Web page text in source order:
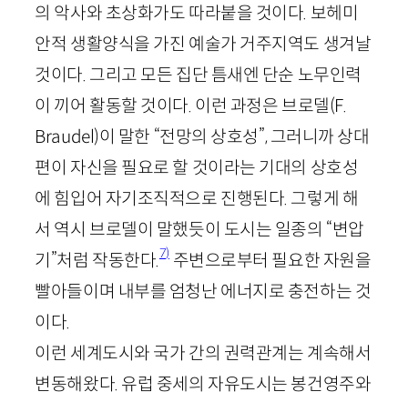
의 악사와 초상화가도 따라붙을 것이다. 보헤미
안적 생활양식을 가진 예술가 거주지역도 생겨날
것이다. 그리고 모든 집단 틈새엔 단순 노무인력
이 끼어 활동할 것이다. 이런 과정은 브로델(F.
Braudel)이 말한 “전망의 상호성”, 그러니까 상대
편이 자신을 필요로 할 것이라는 기대의 상호성
에 힘입어 자기조직적으로 진행된다. 그렇게 해
서 역시 브로델이 말했듯이 도시는 일종의 “변압
기”처럼 작동한다.7) 주변으로부터 필요한 자원을
빨아들이며 내부를 엄청난 에너지로 충전하는 것
이다.
이런 세계도시와 국가 간의 권력관계는 계속해서
변동해왔다. 유럽 중세의 자유도시는 봉건영주와